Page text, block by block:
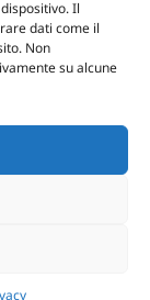
Il
dati come il
Non
su alcune
POLICY